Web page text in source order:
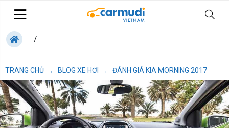
/
TRANG CHỦ → BLOG XE HƠI → ĐÁNH GIÁ KIA MORNING 2017